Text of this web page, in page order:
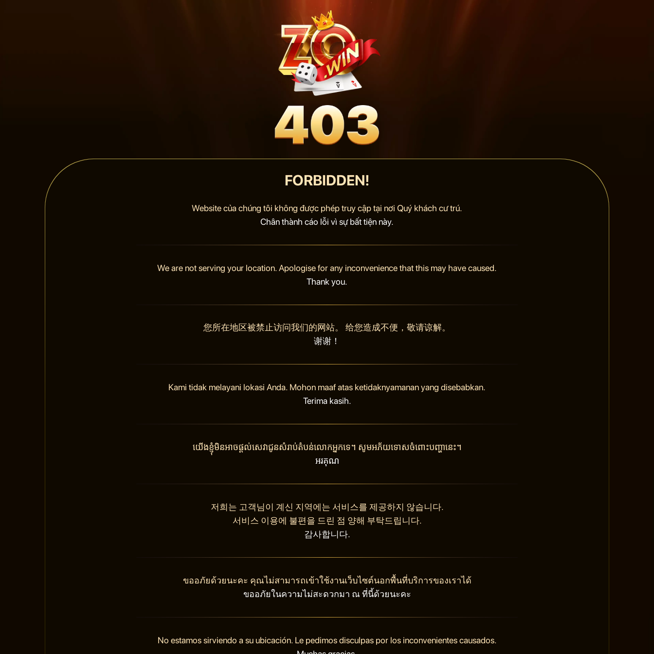
FORBIDDEN!
Website của chúng tôi không được phép truy cập tại nơi Quý khách cư trú.
Chân thành cáo lỗi vì sự bất tiện này.
We are not serving your location. Apologise for any inconvenience that this may have caused.
Thank you.
您所在地区被禁止访问我们的网站。 给您造成不便，敬请谅解。
谢谢！
Kami tidak melayani lokasi Anda. Mohon maaf atas ketidaknyamanan yang disebabkan.
Terima kasih.
យើងខ្ញុំមិនអាចផ្តល់សេវាជូនសំរាប់តំបន់លោកអ្នកទេ។ សូមអភ័យទោសចំពោះបញ្ហានេះ។
អរគុណ
저희는 고객님이 계신 지역에는 서비스를 제공하지 않습니다.
서비스 이용에 불편을 드린 점 양해 부탁드립니다.
감사합니다.
ขออภัยด้วยนะคะ คุณไม่สามารถเข้าใช้งานเว็บไซต์นอกพื้นที่บริการของเราได้
ขออภัยในความไม่สะดวกมา ณ ที่นี้ด้วยนะคะ
No estamos sirviendo a su ubicación. Le pedimos disculpas por los inconvenientes causados.